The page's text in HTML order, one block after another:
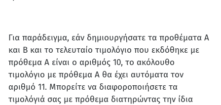
Για παράδειγμα, εάν δημιουργήσατε τα προθέματα Α
και Β και το τελευταίο τιμολόγιο που εκδόθηκε με
πρόθεμα Α είναι ο αριθμός 10, το ακόλουθο
τιμολόγιο με πρόθεμα Α θα έχει αυτόματα τον
αριθμό 11. Μπορείτε να διαφοροποιήσετε τα
τιμολόγιά σας με πρόθεμα διατηρώντας την ίδια